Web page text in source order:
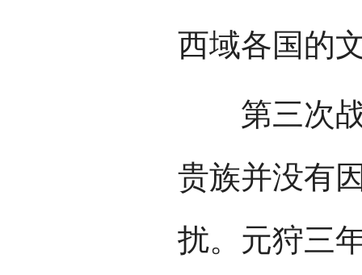
西域各国的
第三次战
贵族并没有
扰。元狩三